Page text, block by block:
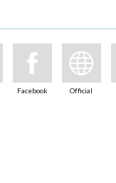
Facebook Official